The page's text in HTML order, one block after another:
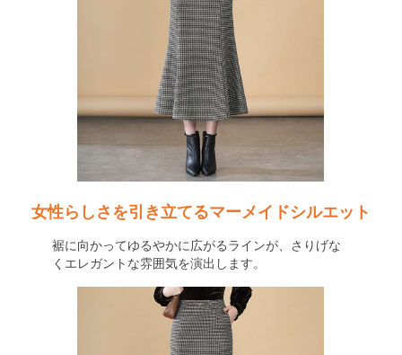
女性らしさを引き立てるマーメイドシルエット
裾に向かってゆるやかに広がるラインが、さりげな
くエレガントな雰囲気を演出します。